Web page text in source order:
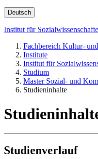
Deutsch
Institut für
Fachbereich Kultur-
Institute
Institut für
Studium
Master Sozial- und
Studieninhalte
Studienverlauf